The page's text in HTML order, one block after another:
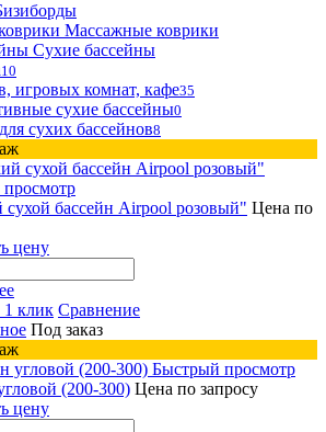
Массажные коврики
Сухие бассейны
10
игровых комнат, кафе35
сухие бассейны0
сухих бассейнов8
сухой бассейн Airpool розовый" Цена по
цену
1 клик Сравнение
Под заказ
Быстрый просмотр
(200-300) Цена по запросу
цену